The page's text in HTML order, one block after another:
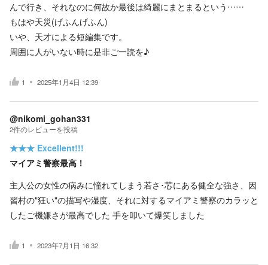
んで行き、それなのに何故か最後は綺麗にまとまるという……
もはや天災(げふんげふん)
いや、天才による短編集です。
周囲に人がいない時に是非ご一読を♪
1 2025年1月4日 12:39
@nikomi_gohan331
2件のレビューを投稿
★★★ Excellent!!!
マイアミ警察最高！
主人公の女性の病みに憧れてしまう若さ･芯にある健全な強さ、因
習村の"狂い"の描写や湿度、それに対するマイアミ警察のカラッと
したご機嫌さが最高でした 手を叩いて爆笑しました
1 2023年7月1日 16:32